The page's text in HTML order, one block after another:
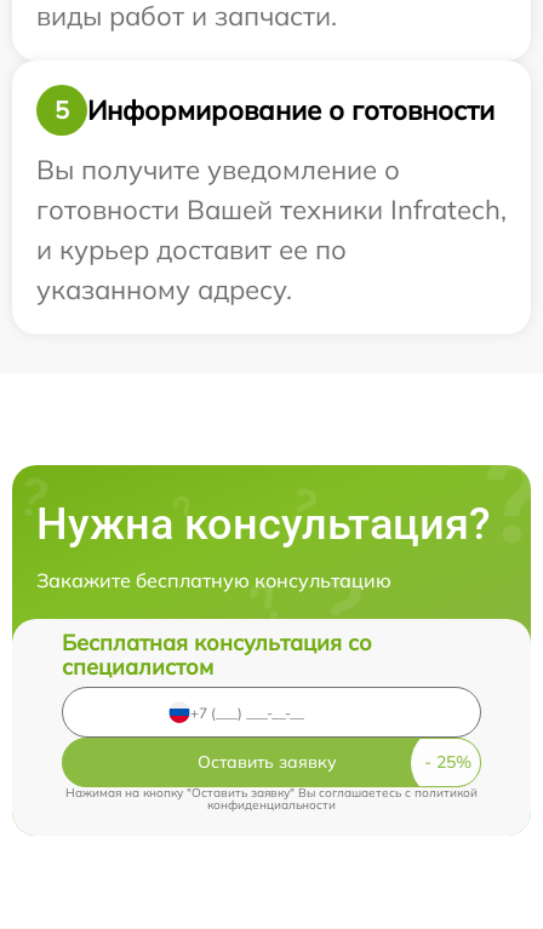
виды работ и запчасти.
5
Информирование о готовности
Вы получите уведомление о
готовности Вашей техники Infratech,
и курьер доставит ее по
указанному адресу.
Нужна консультация?
Закажите бесплатную консультацию
Бесплатная консультация со
специалистом
Оставить заявку
Нажимая на кнопку "Оставить заявку" Вы соглашаетесь c политикой
конфиденциальности